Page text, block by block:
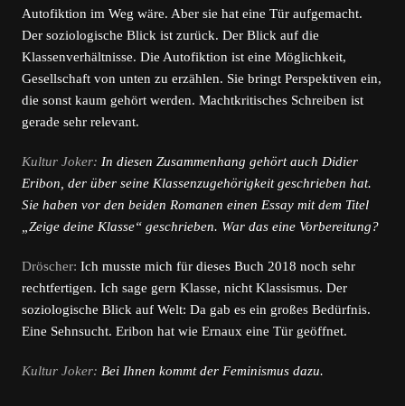
Autofiktion im Weg wäre. Aber sie hat eine Tür aufgemacht.
Der soziologische Blick ist zurück. Der Blick auf die
Klassenverhältnisse. Die Autofiktion ist eine Möglichkeit,
Gesellschaft von unten zu erzählen. Sie bringt Perspektiven ein,
die sonst kaum gehört werden. Machtkritisches Schreiben ist
gerade sehr relevant.
Kultur Joker: In diesen Zusammenhang gehört auch Didier
Eribon, der über seine Klassenzugehörigkeit geschrieben hat.
Sie haben vor den beiden Romanen einen Essay mit dem Titel
„Zeige deine Klasse“ geschrieben. War das eine Vorbereitung?
Dröscher: Ich musste mich für dieses Buch 2018 noch sehr
rechtfertigen. Ich sage gern Klasse, nicht Klassismus. Der
soziologische Blick auf Welt: Da gab es ein großes Bedürfnis.
Eine Sehnsucht. Eribon hat wie Ernaux eine Tür geöffnet.
Kultur Joker: Bei Ihnen kommt der Feminismus dazu.